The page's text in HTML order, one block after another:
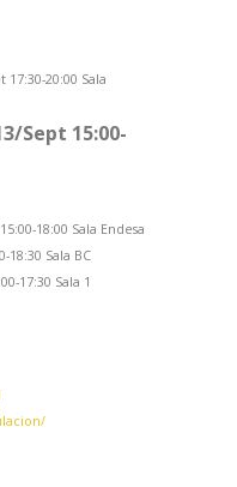
20:00 Sala
Sept 15:00-
18:00 Sala Endesa
18:30 Sala BC
17:30 Sala 1